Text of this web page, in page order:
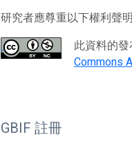
研究者應尊重以下權利聲
此資料的
Commons
GBIF 註冊